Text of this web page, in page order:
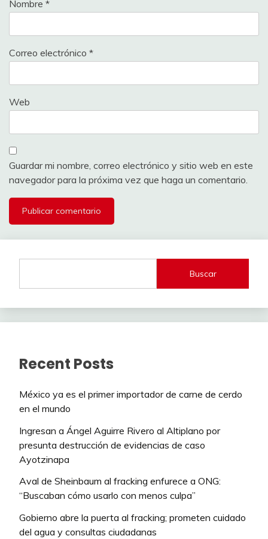
Nombre *
Correo electrónico *
Web
Guardar mi nombre, correo electrónico y sitio web en este
navegador para la próxima vez que haga un comentario.
Buscar
Recent Posts
México ya es el primer importador de carne de cerdo
en el mundo
Ingresan a Ángel Aguirre Rivero al Altiplano por
presunta destrucción de evidencias de caso
Ayotzinapa
Aval de Sheinbaum al fracking enfurece a ONG:
“Buscaban cómo usarlo con menos culpa”
Gobierno abre la puerta al fracking; prometen cuidado
del agua y consultas ciudadanas